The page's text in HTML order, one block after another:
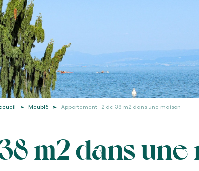
> Meublé > Appartement F2 de 38 m2 dans une maison
m2 dans une